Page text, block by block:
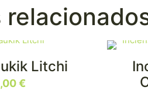
Litchi
€